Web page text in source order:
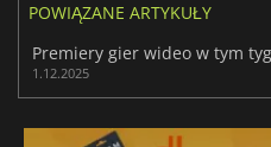
POWIĄZANE ARTYKUŁY
1.12.2025